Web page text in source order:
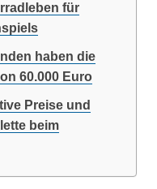
für
haben die
60.000 Euro
Preise und
beim